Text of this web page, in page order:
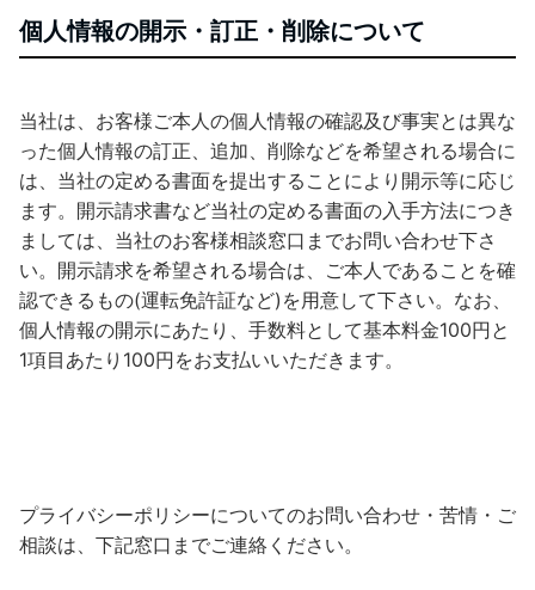
個人情報の開示・訂正・削除について
当社は、お客様ご本人の個人情報の確認及び事実とは異な
った個人情報の訂正、追加、削除などを希望される場合に
は、当社の定める書面を提出することにより開示等に応じ
ます。開示請求書など当社の定める書面の入手方法につき
ましては、当社のお客様相談窓口までお問い合わせ下さ
い。開示請求を希望される場合は、ご本人であることを確
認できるもの(運転免許証など)を用意して下さい。なお、
個人情報の開示にあたり、手数料として基本料金100円と
1項目あたり100円をお支払いいただきます。
プライバシーポリシーについてのお問い合わせ・苦情・ご
相談は、下記窓口までご連絡ください。